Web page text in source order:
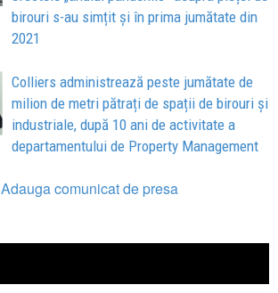
birouri s-au simțit și în prima jumătate din
2021
Colliers administrează peste jumătate de
milion de metri pătrați de spații de birouri și
industriale, după 10 ani de activitate a
departamentului de Property Management
Adauga comunicat de presa